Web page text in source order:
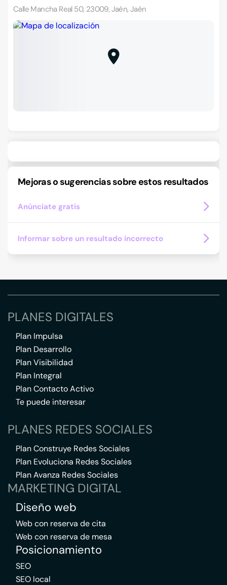
Calle Mancha Real 50, 23009, Jaén, Jaén
Mejoras o sugerencias sobre estos resultados
Anúnciate gratis
Informar sobre un resultado incorrecto
PLANES DIGITALES
Plan Impulsa
Plan Desarrollo
Plan Visibilidad
Plan Integral
Plan Contacto Activo
Te puede interesar
PLANES REDES SOCIALES
Plan Construye Redes Sociales
Plan Evoluciona Redes Sociales
Plan Avanza Redes Sociales
MARKETING DIGITAL
Diseño web
Web con reserva de cita
Web con reserva de mesa
Posicionamiento
SEO
SEO local